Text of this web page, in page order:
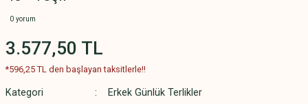
0 yorum
3.577,50 TL
*596,25 TL den başlayan taksitlerle!!
Kategori
Erkek Günlük Terlikler